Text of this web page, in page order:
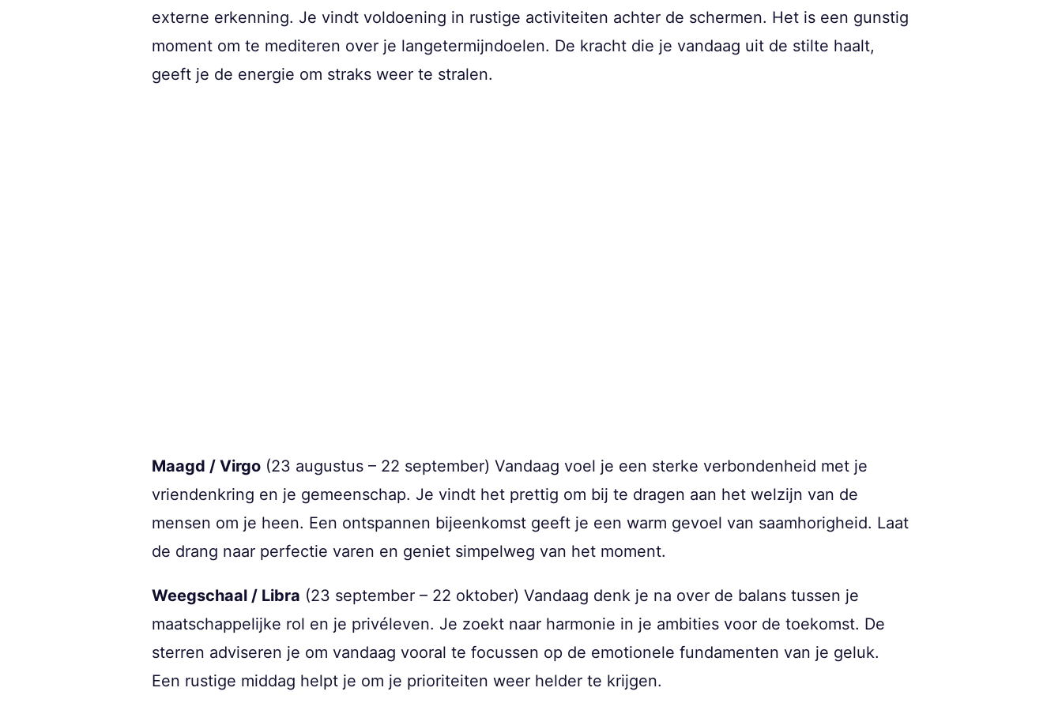
externe erkenning. Je vindt voldoening in rustige activiteiten achter de schermen. Het is een gunstig
moment om te mediteren over je langetermijndoelen. De kracht die je vandaag uit de stilte haalt,
geeft je de energie om straks weer te stralen.
Maagd / Virgo (23 augustus – 22 september) Vandaag voel je een sterke verbondenheid met je
vriendenkring en je gemeenschap. Je vindt het prettig om bij te dragen aan het welzijn van de
mensen om je heen. Een ontspannen bijeenkomst geeft je een warm gevoel van saamhorigheid. Laat
de drang naar perfectie varen en geniet simpelweg van het moment.
Weegschaal / Libra (23 september – 22 oktober) Vandaag denk je na over de balans tussen je
maatschappelijke rol en je privéleven. Je zoekt naar harmonie in je ambities voor de toekomst. De
sterren adviseren je om vandaag vooral te focussen op de emotionele fundamenten van je geluk.
Een rustige middag helpt je om je prioriteiten weer helder te krijgen.